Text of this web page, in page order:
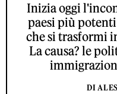
Inizia oggi
paesi più
che si trasformi
La causa? le
DI